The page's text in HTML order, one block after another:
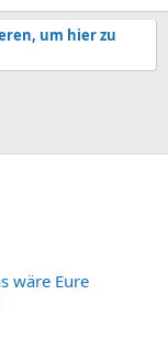
um hier zu
wäre Eure